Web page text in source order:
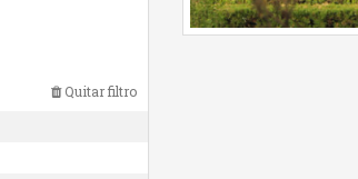
Quitar filtro